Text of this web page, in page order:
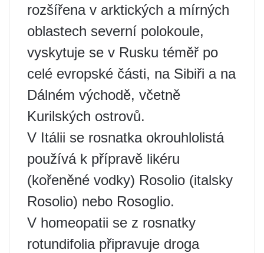
rozšířena v arktických a mírných
oblastech severní polokoule,
vyskytuje se v Rusku téměř po
celé evropské části, na Sibiři a na
Dálném východě, včetně
Kurilských ostrovů.
V Itálii se rosnatka okrouhlolistá
používá k přípravě likéru
(kořeněné vodky) Rosolio (italsky
Rosolio) nebo Rosoglio.
V homeopatii se z rosnatky
rotundifolia připravuje droga